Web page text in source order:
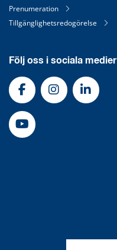
Prenumeration
Tillgänglighetsredogörelse
Följ oss i sociala medier